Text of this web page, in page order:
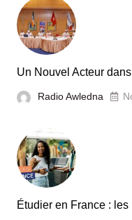
et
Un Nouvel Acteur
Radio Awledna
Étudier en France :